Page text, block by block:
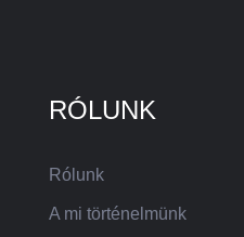
RÓLUNK
Rólunk
A mi történelmünk